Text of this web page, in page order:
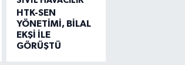
HTK-SEN
YÖNETİMİ, BİLAL
EKŞİ İLE
GÖRÜŞTÜ